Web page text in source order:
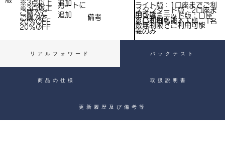
※3点以上
ご購入で​
20％OFF
込
）
追加
税
込
）
※3点以上
ご購入で​
20％OFF
​カートに
追加
備考
ライト版：1口座までご利
用可能
スタンダード版：2口座ま
でご利用可能
アンリミテッド版：口座
数無制限でご利用可能
※いずれもご本人様、1名
義のみ
リアルフォワード バックテスト
商品の仕様 取扱説明書
更新履歴及び備考等